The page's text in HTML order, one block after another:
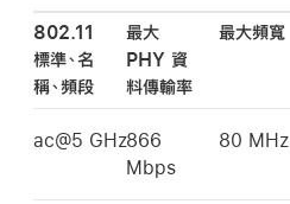
802.11
標準、名
稱、頻段
最大
PHY 資
料傳輸率
最大頻寬
ac@5 GHz866
Mbps
80 MHz